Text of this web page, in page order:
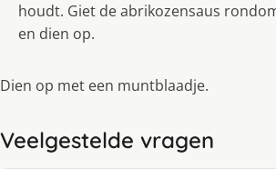
houdt. Giet de abrikozensaus
en dien op.
Dien op met een muntblaadje.
Veelgestelde vragen